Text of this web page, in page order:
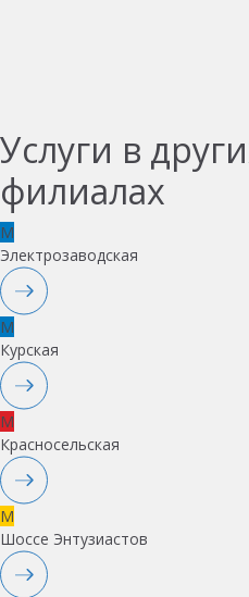
Услуги в
филиалах
M
Электрозаводская
M
Курская
M
Красносельская
M
Шоссе Энтузиастов